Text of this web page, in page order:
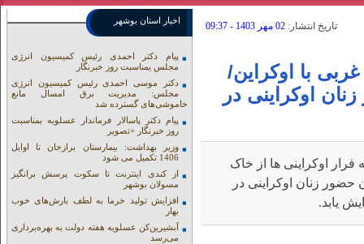
تاريخ انتشار: 02 مهر 1403 - 09:37
با اوکراین/
اوکراینی در
اوکراینی ها از خاک
زنان اوکراینی در
یابد.
اخبار استان بوشهر
پیام دکتر احمدی رئیس کمیسیون انرژی
مجلس یمناسبت روز خبرنگار
دکتر موسی احمدی رئیس کمیسیون انرژی
مجلس: مدیریت برق امسال مانع
خاموشی‌های گسترده شد
پیام دکتر پاسالار فرماندار عسلویه بمناسبت
روز خبرنگار +تصویر
وزیر بهداشت: بیمارستان برازجان تا اوایل
1406 تکمیل می شود
از کندی اینترنت تا سکوت پرسش برانگیز
مسولان بوشهر
افزایش تولید خرما به لطف بارش‌های خوب
بهار
آبشیرین‌کن عسلویه هفته دولت به بهره‌برداری
می‌رسد